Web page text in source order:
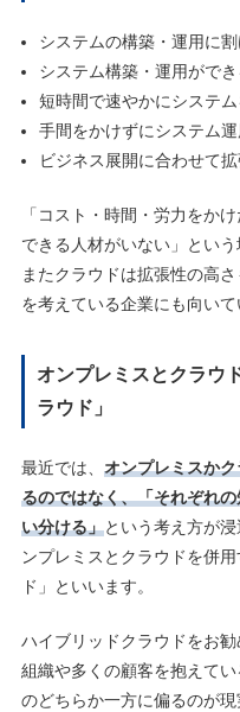
システムの構築・運用に
システム構築・運用がで
短時間で速やかにシステ
手間をかけずにシステム
ビジネス展開に合わせて
「コスト・時間・労力をか
できる人材がいない」とい
またクラウドは拡張性の高
を考えている企業にも向いて
オンプレミスとクラウ
ラウド」
最近では、 オンプレミスか
るのではなく、「それぞれ
い分ける」という考え方が
ンプレミスとクラウドを併
ド」といいます。
ハイブリッドクラウドをお
組織や多くの顧客を抱えて
のどちらか一方に偏るのが現